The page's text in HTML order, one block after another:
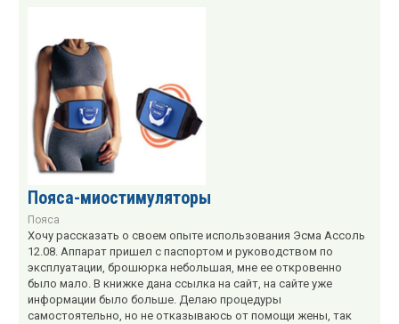
Пояса-миостимуляторы
Пояса
Хочу рассказать о своем опыте использования Эсма Ассоль
12.08. Аппарат пришел с паспортом и руководством по
эксплуатации, брошюрка небольшая, мне ее откровенно
было мало. В книжке дана ссылка на сайт, на сайте уже
информации было больше. Делаю процедуры
самостоятельно, но не отказываюсь от помощи жены, так